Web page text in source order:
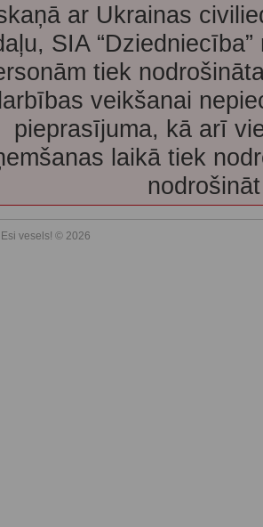
ar Ukrainas
SIA
tiek
veikšanai
pieprasījuma, kā arī
laikā tiek
vesels! © 2026